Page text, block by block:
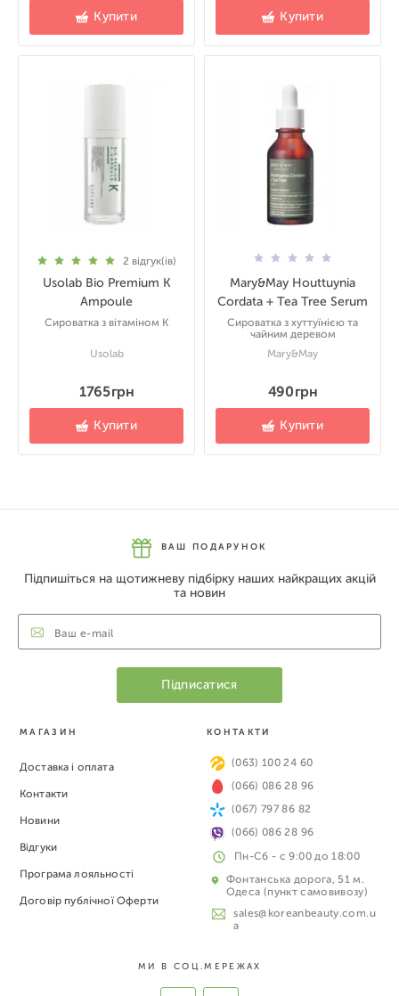
Купити Купити
2 відгук(ів)
Usolab Bio Premium K
Ampoule
Сироватка з вітаміном К
Usolab
1765 грн
Купити
Mary&May Houttuynia
Cordata + Tea Tree Serum
Сироватка з хуттуїнією та
чайним деревом
Mary&May
490 грн
Купити
ВАШ ПОДАРУНОК
Підпишіться на щотижневу підбірку наших найкращих акцій
та новин
МАГАЗИН
Доставка і оплата
Контакти
Новини
Відгуки
Програма лояльності
Договір публічної Оферти
КОНТАКТИ
(063) 100 24 60
(066) 086 28 96
(067) 797 86 82
(066) 086 28 96
Пн-Сб - с 9:00 до 18:00
Фонтанська дорога, 51 м.
Одеса (пункт самовивозу)
sales@koreanbeauty.com.u
a
МИ В СОЦ.МЕРЕЖАХ